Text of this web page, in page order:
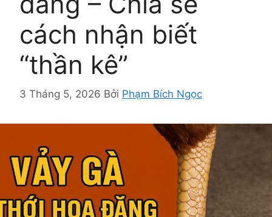
cách nhận biết
“thần kê”
3 Tháng 5, 2026 Bởi Phạm Bích Ngọc